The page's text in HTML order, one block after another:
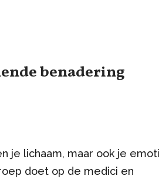
benadering
je lichaam, maar ook je
doet op de medici en